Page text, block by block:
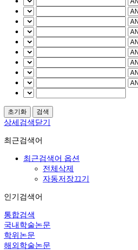
상세검색닫기
최근검색어
최근검색어 옵션
전체삭제
자동저장끄기
인기검색어
통합검색
국내학술논문
학위논문
해외학술논문